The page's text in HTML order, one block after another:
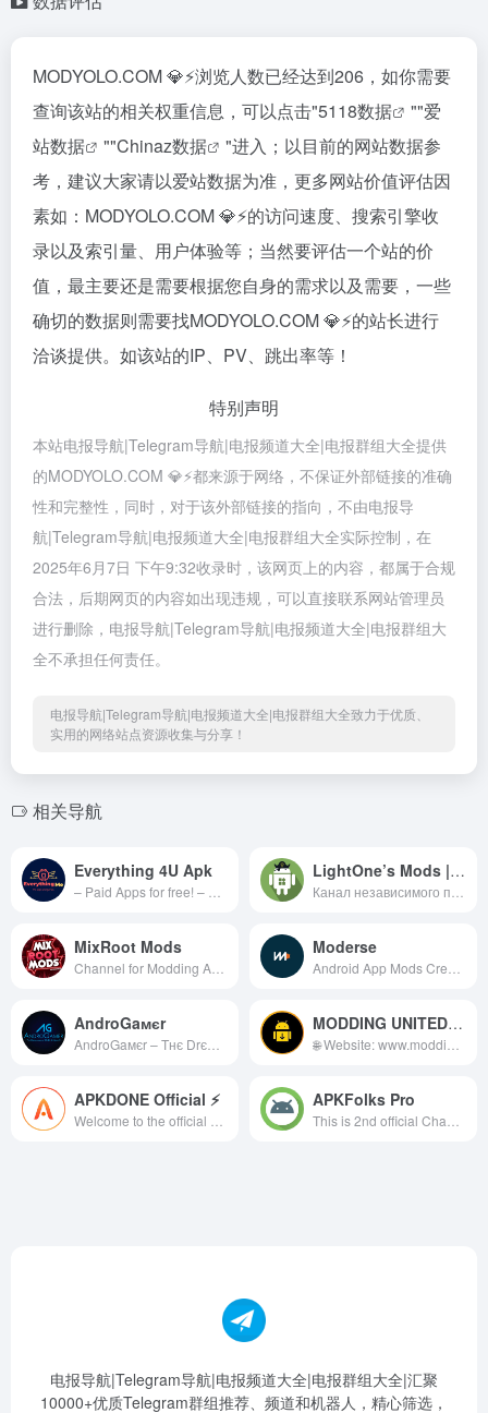
MODYOLO.COM 💎⚡️浏览人数已经达到206，如你需要
查询该站的相关权重信息，可以点击"5118数据 ""爱
站数据
""Chinaz数据
"进入；以目前的网站数据参
考，建议大家请以爱站数据为准，更多网站价值评估因
素如：MODYOLO.COM 💎⚡️的访问速度、搜索引擎收
录以及索引量、用户体验等；当然要评估一个站的价
值，最主要还是需要根据您自身的需求以及需要，一些
确切的数据则需要找MODYOLO.COM 💎⚡️的站长进行
洽谈提供。如该站的IP、PV、跳出率等！
特别声明
本站电报导航|Telegram导航|电报频道大全|电报群组大全提供
的MODYOLO.COM 💎⚡️都来源于网络，不保证外部链接的准确
性和完整性，同时，对于该外部链接的指向，不由电报导
航|Telegram导航|电报频道大全|电报群组大全实际控制，在
2025年6月7日 下午9:32收录时，该网页上的内容，都属于合规
合法，后期网页的内容如出现违规，可以直接联系网站管理员
进行删除，电报导航|Telegram导航|电报频道大全|电报群组大
全不承担任何责任。
电报导航|Telegram导航|电报频道大全|电报群组大全致力于优质、
实用的网络站点资源收集与分享！
相关导航
Everything 4U Apk LightOne’s Mods | Программирование
MixRoot Mods Moderse
AndroGaмєr MODDING UNITED 🚀
APKDONE Official ⚡️ APKFolks Pro
电报导航|Telegram导航|电报频道大全|电报群组大全|汇聚
10000+优质Telegram群组推荐、频道和机器人，精心筛选，